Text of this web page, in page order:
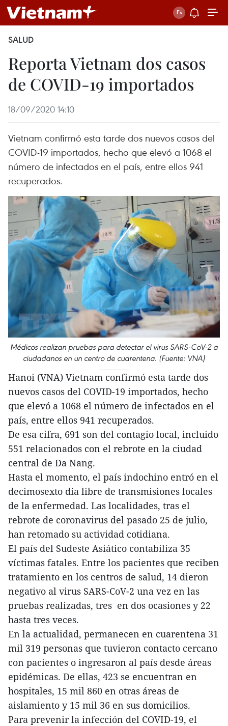
SALUD
Reporta Vietnam dos casos
de COVID-19 importados
18/09/2020 14:10
Vietnam confirmó esta tarde dos nuevos casos del
COVID-19 importados, hecho que elevó a 1068 el
número de infectados en el país, entre ellos 941
recuperados.
Médicos realizan pruebas para detectar el virus SARS-CoV-2 a
ciudadanos en un centro de cuarentena. (Fuente: VNA)
Hanoi (VNA) Vietnam confirmó esta tarde dos
nuevos casos del COVID-19 importados, hecho
que elevó a 1068 el número de infectados en el
país, entre ellos 941 recuperados.
De esa cifra, 691 son del contagio local, incluido
551 relacionados con el rebrote en la ciudad
central de Da Nang.
Hasta el momento, el país indochino entró en el
decimosexto día libre de transmisiones locales
de la enfermedad. Las localidades, tras el
rebrote de coronavirus del pasado 25 de julio,
han retomado su actividad cotidiana.
El país del Sudeste Asiático contabiliza 35
víctimas fatales. Entre los pacientes que reciben
tratamiento en los centros de salud, 14 dieron
negativo al virus SARS-CoV-2 una vez en las
pruebas realizadas, tres en dos ocasiones y 22
hasta tres veces.
En la actualidad, permanecen en cuarentena 31
mil 319 personas que tuvieron contacto cercano
con pacientes o ingresaron al país desde áreas
epidémicas. De ellas, 423 se encuentran en
hospitales, 15 mil 860 en otras áreas de
aislamiento y 15 mil 36 en sus domicilios.
Para prevenir la infección del COVID-19, el